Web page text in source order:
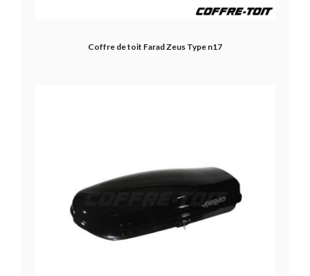
Coffre de toit Farad Zeus Type n17